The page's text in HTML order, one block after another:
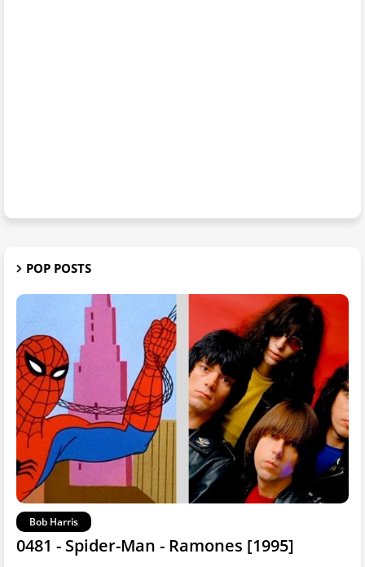
POP POSTS
Bob Harris
0481 - Spider-Man - Ramones [1995]